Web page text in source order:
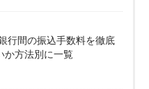
行間の振込手数料を徹底
か方法別に一覧